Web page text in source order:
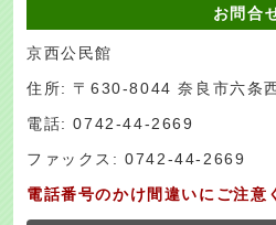
お問合
京西公民館
住所: 〒630-8044 奈良市六条
電話: 0742-44-2669
ファックス: 0742-44-2669
電話番号のかけ間違いにご注意